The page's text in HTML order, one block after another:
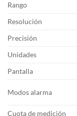
Rango
Resolución
Precisión
Unidades
Pantalla
Modos alarma
Cuota de medición